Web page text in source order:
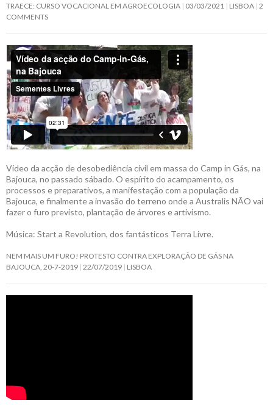
TRAECE: CURSO VOCACIONAL EM AGROECOLOGIA 03/03/2021 LISBOA 2
COMMENTS
Vídeo da acção de desobediência civil em massa do Camp in Gás, na
Bajouca, no passado sábado. O espírito do acampamento, os
processos e preparativos, a manifestação com a população da
Bajouca, e finalmente a invasão do terreno onde a Australis NÃO vai
fazer o furo previsto, plantação de árvores e artivismo.
Música: Start a Revolution, dos fantásticos Terra Livre.
NEM MAIS UM FURO! PROTESTO CONTRA EXPLORAÇÃO DE GÁS NA
BAJOUCA, 20-7-2019 22/07/2019 LISBOA